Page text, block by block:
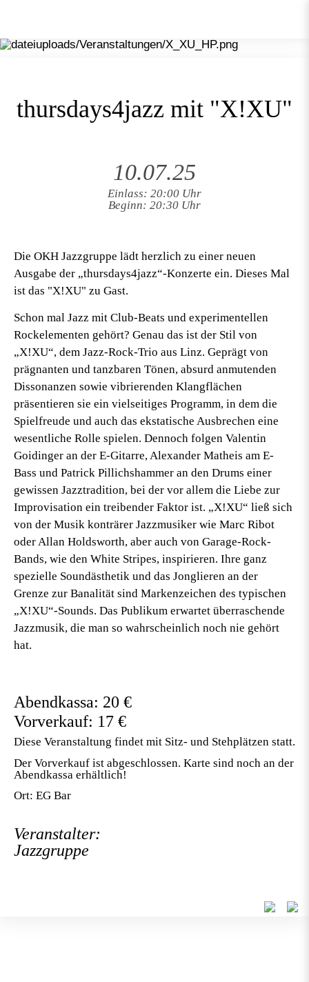
thursdays4jazz mit "X!XU"
10.07.25
Einlass: 20:00 Uhr
Beginn: 20:30 Uhr
Die OKH Jazzgruppe lädt herzlich zu einer neuen
Ausgabe der „thursdays4jazz“-Konzerte ein. Dieses Mal
ist das "X!XU" zu Gast.
Schon mal Jazz mit Club-Beats und experimentellen
Rockelementen gehört? Genau das ist der Stil von
„X!XU“, dem Jazz-Rock-Trio aus Linz. Geprägt von
prägnanten und tanzbaren Tönen, absurd anmutenden
Dissonanzen sowie vibrierenden Klangflächen
präsentieren sie ein vielseitiges Programm, in dem die
Spielfreude und auch das ekstatische Ausbrechen eine
wesentliche Rolle spielen. Dennoch folgen Valentin
Goidinger an der E-Gitarre, Alexander Matheis am E-
Bass und Patrick Pillichshammer an den Drums einer
gewissen Jazztradition, bei der vor allem die Liebe zur
Improvisation ein treibender Faktor ist. „X!XU“ ließ sich
von der Musik konträrer Jazzmusiker wie Marc Ribot
oder Allan Holdsworth, aber auch von Garage-Rock-
Bands, wie den White Stripes, inspirieren. Ihre ganz
spezielle Soundästhetik und das Jonglieren an der
Grenze zur Banalität sind Markenzeichen des typischen
„X!XU“-Sounds. Das Publikum erwartet überraschende
Jazzmusik, die man so wahrscheinlich noch nie gehört
hat.
Abendkassa: 20 €
Vorverkauf: 17 €
Diese Veranstaltung findet mit Sitz- und Stehplätzen statt.
Der Vorverkauf ist abgeschlossen. Karte sind noch an der
Abendkassa erhältlich!
Ort: EG Bar
Veranstalter:
Jazzgruppe